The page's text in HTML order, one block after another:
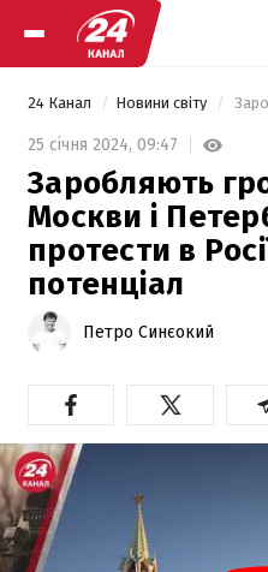
24 Канал Новини світу
25 січня 2024, 09:47
Заробляють
Москви і
протести в
потенціал
Петро Синєокий